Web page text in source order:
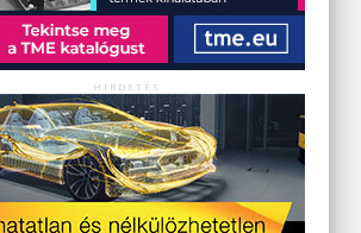
HIRDETÉS